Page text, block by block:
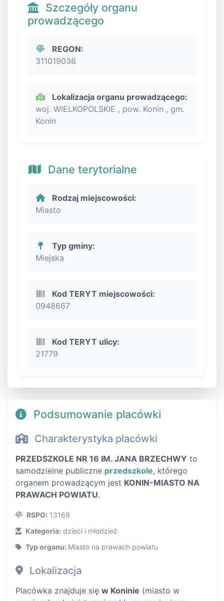
Szczegóły organu
prowadzącego
REGON:
311019036
Lokalizacja organu prowadzącego:
woj. WIELKOPOLSKIE , pow. Konin , gm.
Konin
Dane terytorialne
Rodzaj miejscowości:
Miasto
Typ gminy:
Miejska
Kod TERYT miejscowości:
0948667
Kod TERYT ulicy:
21779
Podsumowanie placówki
Charakterystyka placówki
PRZEDSZKOLE NR 16 IM. JANA BRZECHWY to
samodzielne publiczne przedszkole, którego
organem prowadzącym jest KONIN-MIASTO NA
PRAWACH POWIATU.
RSPO: 13169
Kategoria: dzieci i młodzież
Typ organu: Miasto na prawach powiatu
Lokalizacja
Placówka znajduje się w Koninie (miasto w